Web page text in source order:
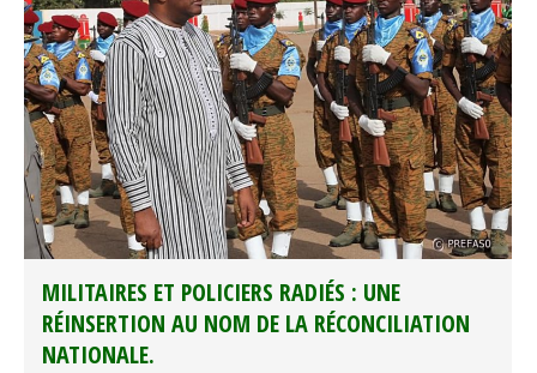
MILITAIRES ET POLICIERS RADIÉS : UNE
RÉINSERTION AU NOM DE LA RÉCONCILIATION
NATIONALE.